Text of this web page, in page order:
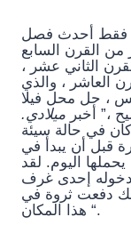
فقط أحدث فصل
من القرن السابع
الثاني عشر ،
العاشر ، والذي
، حل محل فيلا
،” أخبر ميلادي.
في حالة سيئة
قبل أن يبدأ في
اليوم. لقد
دخوله إحدى غرف
أنك دفعت ثروة في
هذا المكان “.